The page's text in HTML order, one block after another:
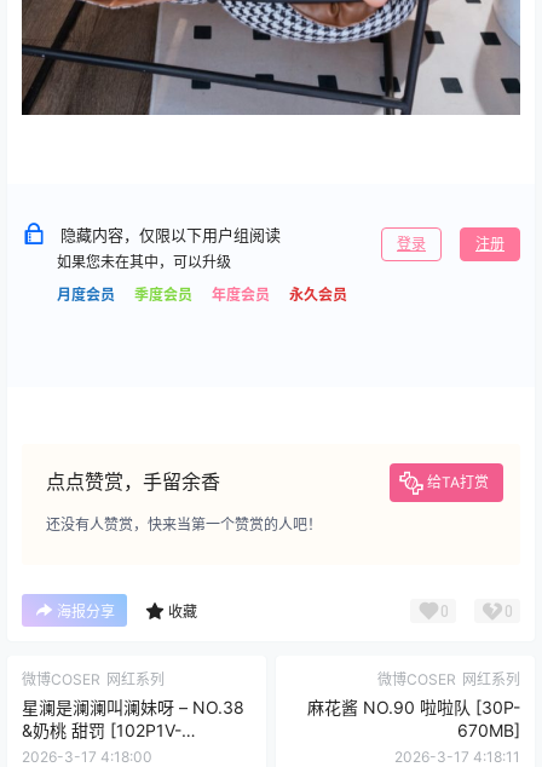
隐藏内容，仅限以下用户组阅读
如果您未在其中，可以升级
月度会员
季度会员 年度会员 永久会员
登录 注册
点点赞赏，手留余香 给TA打赏
还没有人赞赏，快来当第一个赞赏的人吧！
海报分享 收藏 0 0
微博COSER 网红系列
星澜是澜澜叫澜妹呀 – NO.38
&奶桃 甜罚 [102P1V-
2.12GB]VIP
2026-3-17 4:18:00
微博COSER 网红系列
麻花酱 NO.90 啦啦队 [30P-
670MB]
2026-3-17 4:18:11